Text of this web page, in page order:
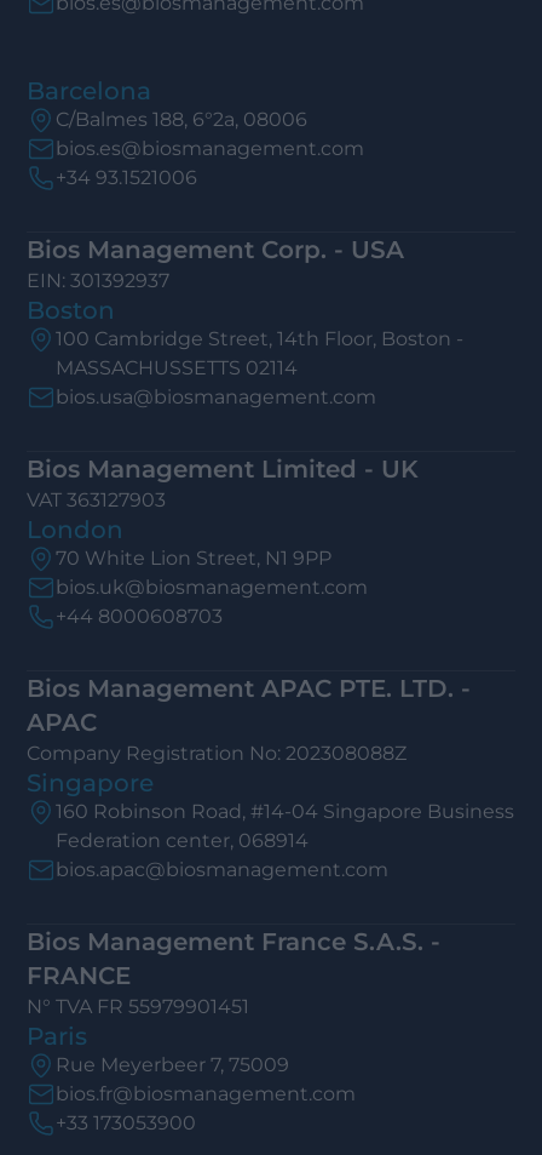
Barcelona
C/Balmes 188, 6°2a, 08006
bios.es@biosmanagement.com
+34 93.1521006
Bios Management Corp. - USA
EIN: 301392937
Boston
100 Cambridge Street, 14th Floor, Boston -
MASSACHUSSETTS 02114
bios.usa@biosmanagement.com
Bios Management Limited - UK
VAT 363127903
London
70 White Lion Street, N1 9PP
bios.uk@biosmanagement.com
+44 8000608703
Bios Management APAC PTE. LTD. -
APAC
Company Registration No: 202308088Z
Singapore
160 Robinson Road, #14-04 Singapore Business
Federation center, 068914
bios.apac@biosmanagement.com
Bios Management France S.A.S. -
FRANCE
N° TVA FR 55979901451
Paris
Rue Meyerbeer 7, 75009
bios.fr@biosmanagement.com
+33 173053900